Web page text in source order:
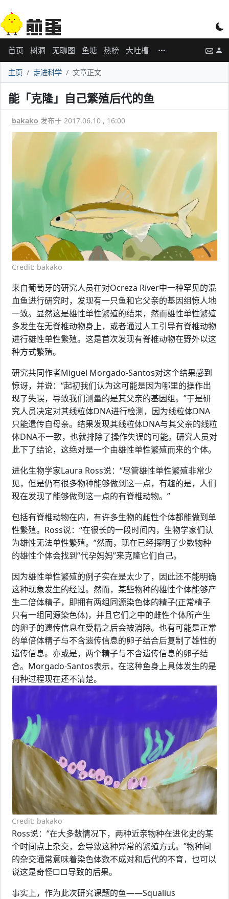
首页 树洞 无聊图 鱼塘 热榜 大吐槽
主页 走进科学 文章正文
能「克隆」自己繁殖后代的鱼
bakako 发布于 2017.06.10 , 16:00
Credit: bakako
来自葡萄牙的研究人员在对Ocreza River中一种罕见的混
血鱼进行研究时，发现有一只鱼和它父亲的基因组惊人地
一致。显然这是雄性单性繁殖的结果，然而雄性单性繁殖
多发生在无脊椎动物身上，或者通过人工引导有脊椎动物
进行雄性单性繁殖。这是首次发现有脊椎动物在野外以这
种方式繁殖。
研究共同作者Miguel Morgado-Santos对这个结果感到
惊讶，并说：“起初我们认为这可能是因为哪里的操作出
现了失误，导致我们测量的是其父亲的基因组。”于是研
究人员决定对其线粒体DNA进行检测，因为线粒体DNA
只能遗传自母亲。结果发现其线粒体DNA与其父亲的线粒
体DNA不一致，也就排除了操作失误的可能。研究人员对
此下了结论，这绝对是一个由雄性单性繁殖而来的个体。
进化生物学家Laura Ross说：“尽管雄性单性繁殖非常少
见，但是仍有很多物种能够做到这一点，有趣的是，人们
现在发现了能够做到这一点的有脊椎动物。”
包括有脊椎动物在内，有许多生物的雌性个体都能做到单
性繁殖。Ross说：“在很长的一段时间内，生物学家们认
为雄性无法单性繁殖。”然而，现在已经探明了少数物种
的雄性个体会找到“代孕妈妈”来克隆它们自己。
因为雄性单性繁殖的例子实在是太少了，因此还不能明确
这种现象发生的经过。然而，某些物种的雄性个体能够产
生二倍体精子，即拥有两组同源染色体的精子(正常精子
只有一组同源染色体)，并且它们之中的雌性个体所产生
的卵子的遗传信息在受精之后会被消除。也有可能是正常
的单倍体精子与不含遗传信息的卵子结合后复制了雄性的
遗传信息。亦或是，两个精子与不含遗传信息的卵子结
合。Morgado-Santos表示，在这种鱼身上具体发生的是
何种过程现在还不清楚。
Credit: bakako
Ross说：“在大多数情况下，两种近亲物种在进化史的某
个时间点上杂交，会导致这种异常的繁殖方式。”物种间
的杂交通常意味着染色体数不成对和后代的不育，也可以
说这是奇怪□□导致的后果。
事实上，作为此次研究课题的鱼——Squalius